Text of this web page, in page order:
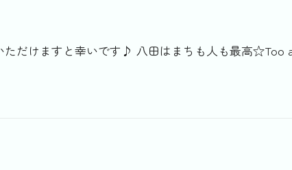
だけますと幸いです♪ 八田はまちも人も最高☆Too